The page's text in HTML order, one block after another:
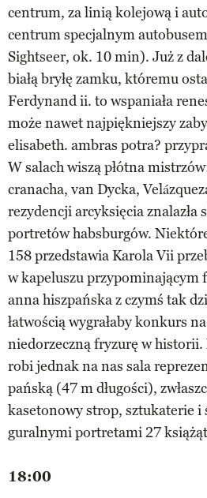
centrum, za linią kolejową i
centrum specjalnym
Sightseer, ok. 10 min). Już z
białą bryłę zamku, któremu
Ferdynand ii. to wspaniała
może nawet najpiękniejszy
elisabeth. ambras potra?
W salach wiszą płótna
cranacha, van Dycka,
rezydencji arcyksięcia znalazła
portretów habsburgów.
158 przedstawia Karola Vii
w kapeluszu przypominającym
anna hiszpańska z czymś tak
łatwością wygrałaby konkurs
niedorzeczną fryzurę w historii.
robi jednak na nas sala
pańską (47 m długości),
kasetonowy strop, sztukaterie i
guralnymi portretami 27
18:00